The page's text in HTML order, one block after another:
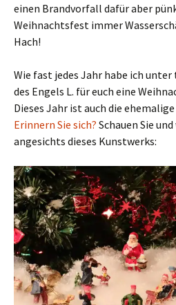
einen Brandvorfall dafür aber
Weihnachtsfest immer
Hach!
Wie fast jedes Jahr habe ich
des Engels L. für euch eine
Dieses Jahr ist auch die
Erinnern Sie sich? Schauen Sie
angesichts dieses Kunstwerks: